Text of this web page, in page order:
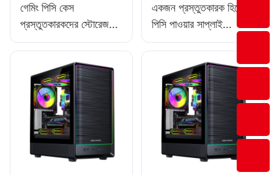
গেমিং পিসি কেস
প্রস্তুতকারকদের স্টোরেজ
এবং লজিস্টিকস সংক্রান্ত
একজন প্রস্তুতকারক হিসেবে
পিসি পাওয়ার সাপ্লাই
মার্কেটিংয়ের জন্য শীর্ষ কৌশল